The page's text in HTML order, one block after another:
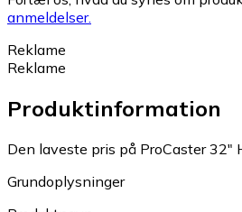
anmeldelser.
Reklame
Reklame
Produktinformation
Den laveste pris på ProCaster 32"
Grundoplysninger